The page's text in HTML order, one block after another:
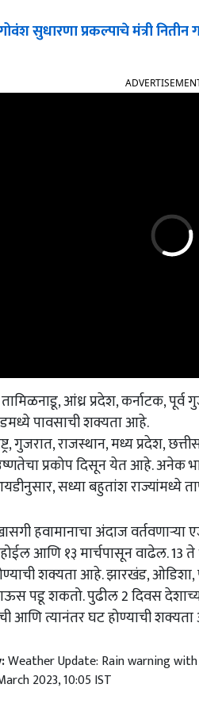
सुधारणा प्रकल्पाचे मंत्री
आंध्र प्रदेश, कर्नाटक, पूर्व
पावसाची शक्यता आहे.
गुजरात, राजस्थान, मध्य प्रदेश,
प्रकोप दिसून येत आहे.
सध्या बहुतांश राज्यांमध्ये
हवामानाचा अंदाज वर्तवणाऱ्या
आणि १३ मार्चपासून वाढेल. 13 ते
शक्यता आहे. झारखंड,
पडू शकतो. पुढील 2 दिवस
आणि त्यानंतर घट होण्याची
Weather Update: Rain warning
2023, 10:05 IST